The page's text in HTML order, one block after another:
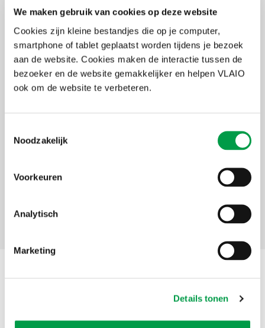
We maken gebruik van cookies op deze website
Cookies zijn kleine bestandjes die op je computer,
smartphone of tablet geplaatst worden tijdens je bezoek
aan de website. Cookies maken de interactie tussen de
bezoeker en de website gemakkelijker en helpen VLAIO
ook om de website te verbeteren.
Noodzakelijk
Voorkeuren
Analytisch
Marketing
Details tonen
Aanvraag uitbetaling en rapportering
De aanvraag tot uitbetaling van de schijven kan telkens na de drie
volgende handelingen:
Opladen van het bewijsstuk dat de gebiedsregisseur is
aangesteld (40%);
Opladen van een voortgangsverslag na het tweede werkingsjaar
verschuldigde subsidie kan aangetoond worden door de
inspectiedienst van VLAIO (30%).
Contact
Adres
VLAIO